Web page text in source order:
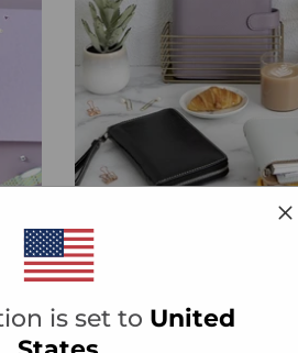
is set to United
PRO MILOVNÍKY PLÁNOVÁNÍ